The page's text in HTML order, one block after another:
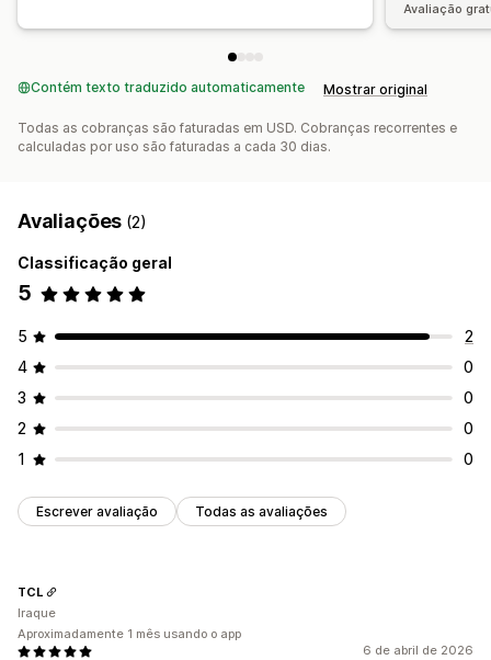
Avaliação
Contém texto traduzido automaticamente Mostrar original
Todas as cobranças são faturadas em USD. Cobranças recorrentes e
calculadas por uso são faturadas a cada 30 dias.
Avaliações (2)
Classificação geral
5
5
2
4
0
3
0
2
0
1
0
Escrever avaliação Todas as avaliações
6 de abril de 2026
TCL
Iraque
Aproximadamente 1 mês usando o app